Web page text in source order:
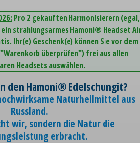
Pro 2 gekauften Harmonisierern (egal,
strahlungsarmes Hamoni® Headset
Ihr(e) Geschenk(e) können Sie vor dem
überprüfen") frei aus allen
Headsets auswählen.
den Hamoni® Edelschungit?
Naturheilmittel aus
Russland.
wir, sondern die Natur die
erbracht.